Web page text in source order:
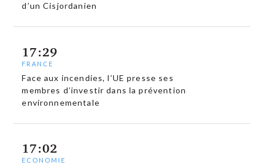
d’un Cisjordanien
17:29
FRANCE
Face aux incendies, l’UE presse ses
membres d’investir dans la prévention
environnementale
17:02
ECONOMIE